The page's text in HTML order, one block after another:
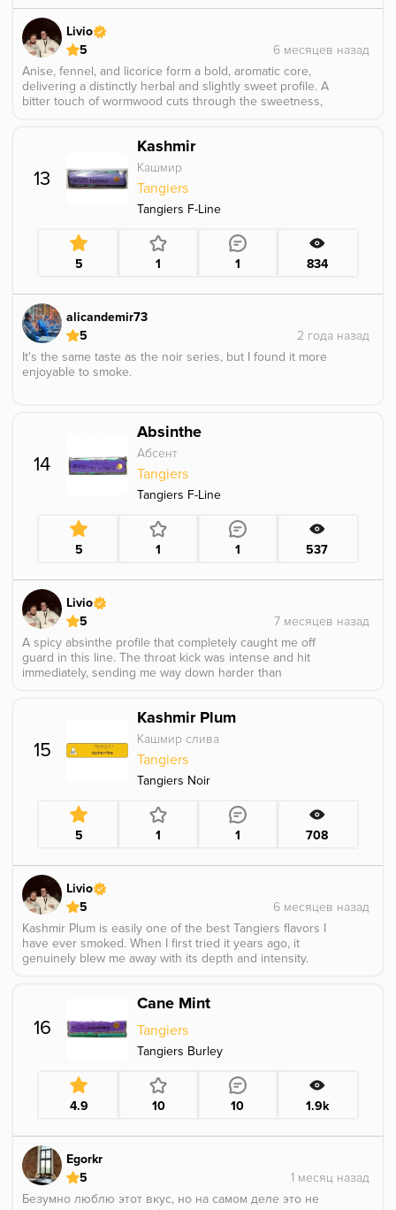
Livio
5
Anise, fennel, and licorice form a bold, aromatic core,
delivering a distinctly herbal and slightly sweet profile. A
bitter touch of wormwood cuts through the sweetness,
13
Kashmir
Кашмир
Tangiers
Tangiers F-Line
5 1 1 834
alicandemir73
5
It's the same taste as the noir series, but I found it more
enjoyable to smoke.
14
Absinthe
Абсент
Tangiers
Tangiers F-Line
5 1 1 537
Livio
5
A spicy absinthe profile that completely caught me off
guard in this line. The throat kick was intense and hit
immediately, sending me way down harder than
it hit brutally hard and definitely delivered a heavy,
knockout-style session.
15
Kashmir Plum
Кашмир слива
Tangiers
Tangiers Noir
5 1 1 708
Livio
5
Kashmir Plum is easily one of the best Tangiers flavors I
have ever smoked. When I first tried it years ago, it
genuinely blew me away with its depth and intensity.
spicy Kashmir character.
What makes it stand out is its mature, layered nature.
The plum tastes deep and herbal rather than fresh or
candy like, almost as if it were lightly fermented, giving
perfectly balanced and expertly executed. Sadly, it was
only released in limited batches, and it is truly
unfortunate that such an outstanding flavor has since
16
Cane Mint
Tangiers
Tangiers Burley
4.9 10 10 1.9k
Egorkr
5
Безумно люблю этот вкус, но на самом деле это не